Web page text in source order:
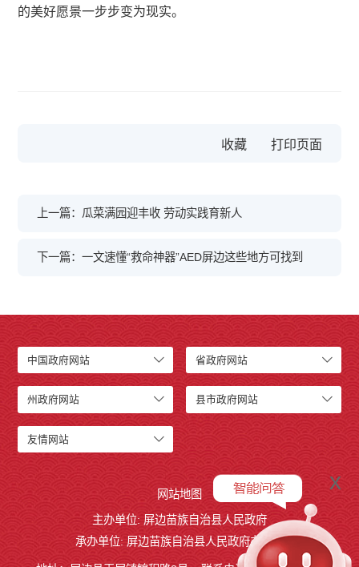
的美好愿景一步步变为现实。
收藏
上一篇：瓜菜满园迎丰收 劳动实践育新人
下一篇：一文速懂“救命神器”AED屏边这些地方可找到
中国政府网站 省政府网站
州政府网站 县市政府网站
友情网站
网站地图
主办单位: 屏边苗族自治县人民政府
承办单位: 屏边苗族自治县人民政府办公室
x